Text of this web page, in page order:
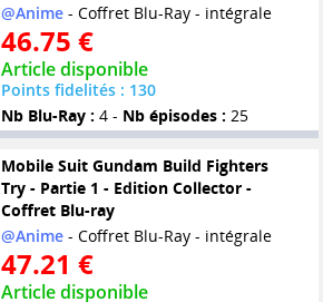
@Anime- Coffret Blu-Ray - intégrale
46.75 €
Article disponible
Points fidelités : 130
Nb Blu-Ray : 4 - Nb épisodes : 25
Mobile Suit Gundam Build Fighters
Try - Partie 1 - Edition Collector -
Coffret Blu-ray
@Anime- Coffret Blu-Ray - intégrale
47.21 €
Article disponible